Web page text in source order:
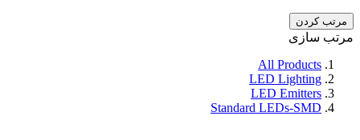
مرتب کردن
مرتب سازی
All Products
LED Lighting
LED Emitters
Standard LEDs-SMD